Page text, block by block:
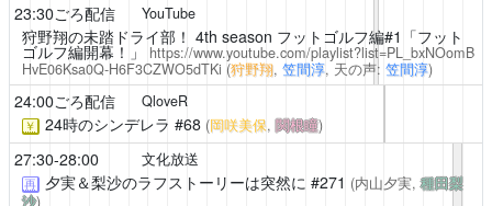
23:30ごろ配信 YouTube
狩野翔の未踏ドライ部！ 4th season フットゴルフ編#1「フット
ゴルフ編開幕！」
https://www.youtube.com/playlist?list=PL_bxNOomB
HvE06Ksa0Q-H6F3CZWO5dTKi (狩野翔, 笠間淳, 天の声: 笠間淳)
24:00ごろ配信 QloveR
￥ 24時のシンデレラ #68 (岡咲美保,関根瞳)
27:30-28:00 文化放送
再 夕実＆梨沙のラフストーリーは突然に #271 (内山夕実,種田梨
沙)